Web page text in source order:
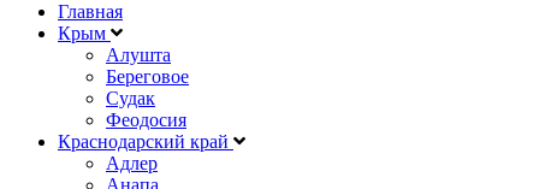
Главная
Крым
Алушта
Береговое
Судак
Феодосия
Краснодарский край
Адлер
Анапа